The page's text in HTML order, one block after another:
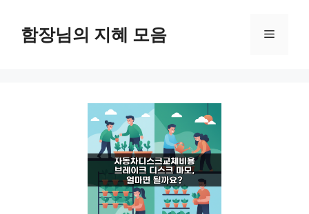
함장님의 지혜 모음 메